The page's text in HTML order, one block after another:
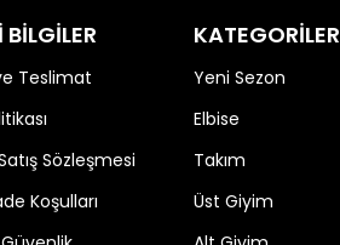
Teslimat
Sözleşmesi
Koşulları
KATEGORİLER
Yeni Sezon
Elbise
Takım
Üst Giyim